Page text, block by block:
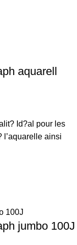
aquarell
Id?al pour les
ainsi
jumbo 100J